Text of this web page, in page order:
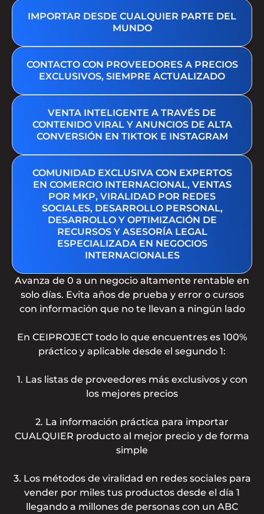
IMPORTAR DESDE CUALQUIER PARTE DEL
MUNDO
CONTACTO CON PROVEEDORES A PRECIOS
EXCLUSIVOS, SIEMPRE ACTUALIZADO
VENTA INTELIGENTE A TRAVÉS DE
CONTENIDO VIRAL Y ANUNCIOS DE ALTA
CONVERSIÓN EN TIKTOK E INSTAGRAM
COMUNIDAD EXCLUSIVA CON EXPERTOS
EN COMERCIO INTERNACIONAL, VENTAS
POR MKP, VIRALIDAD POR REDES
SOCIALES, DESARROLLO PERSONAL,
DESARROLLO Y OPTIMIZACIÓN DE
RECURSOS Y ASESORÍA LEGAL
ESPECIALIZADA EN NEGOCIOS
INTERNACIONALES
Avanza de 0 a un negocio altamente rentable en
solo días. Evita años de prueba y error o cursos
con información que no te llevan a ningún lado
En CEIPROJECT todo lo que encuentres es 100%
práctico y aplicable desde el segundo 1:
1. Las listas de proveedores más exclusivos y con
los mejores precios
2. La información práctica para importar
CUALQUIER producto al mejor precio y de forma
simple
3. Los métodos de viralidad en redes sociales para
vender por miles tus productos desde el día 1
llegando a millones de personas con un ABC